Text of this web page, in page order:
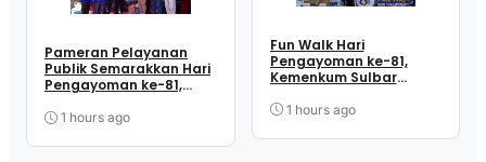
Pameran Pelayanan
Publik Semarakkan Hari
Pengayoman ke-81,
Dekatkan Layanan ke
1 hours ago
Fun Walk Hari
Pengayoman ke-81,
Kemenkum Sulbar
Perkuat Kebersamaan
1 hours ago